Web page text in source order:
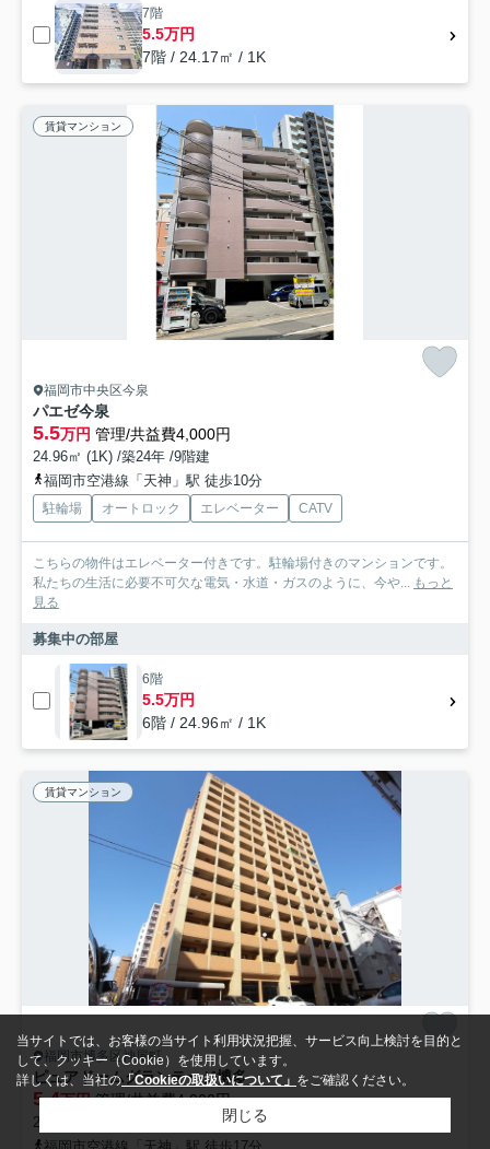
7階
5.5万円
7階 / 24.17㎡ / 1K
賃貸マンション
福岡市中央区今泉
パエゼ今泉
5.5万円 管理/共益費4,000円
24.96㎡ (1K) /築24年 /9階建
福岡市空港線「天神」駅 徒歩10分
駐輪場 オートロック エレベーター CATV
こちらの物件はエレベーター付きです。駐輪場付きのマンションです。
私たちの生活に必要不可欠な電気・水道・ガスのように、今や... もっと
見る
募集中の部屋
6階
5.5万円
6階 / 24.96㎡ / 1K
賃貸マンション
福岡市博多区神屋町
ピュアドームグランテージ博多
5.4万円管理/共益費4,000円
24.95㎡ (1K) /築20年 /13階建
当サイトでは、お客様の当サイト利用状況把握、サービス向上検討を目的と
して、クッキー（Cookie）を使用しています。
詳しくは、当社の「Cookieの取扱いについて」 をご確認ください。
閉じる